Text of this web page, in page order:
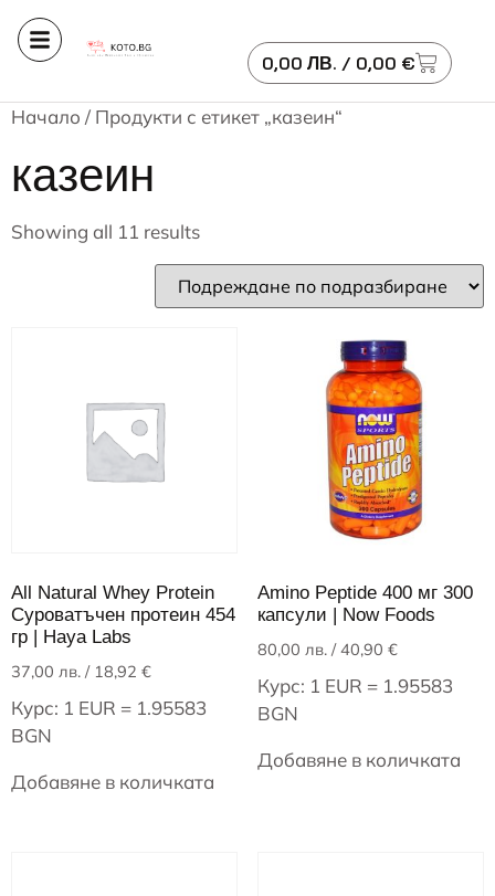
0,00 ЛВ. / 0,00 €
Начало / Продукти с етикет „казеин“
казеин
Showing all 11 results
All Natural Whey Protein
Сypoвaтъчeн протеин 454
гр | Haya Labs
37,00 лв. / 18,92 €
Курс: 1 EUR = 1.95583
BGN
Добавяне в количката
Amino Peptide 400 мг 300
капсули | Now Foods
80,00 лв./ 40,90 €
Курс: 1 EUR = 1.95583
BGN
Добавяне в количката